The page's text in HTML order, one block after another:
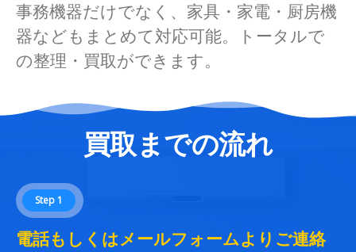
事務機器だけでなく、家具・家電・厨房機
器などもまとめて対応可能。トータルで
の整理・買取ができます。
買取までの流れ
Step 1
電話もしくはメールフォームよりご連絡